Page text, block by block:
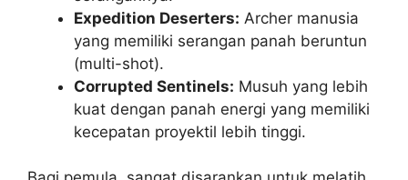
Expedition Deserters: Archer manusia
yang memiliki serangan panah beruntun
(multi-shot).
Corrupted Sentinels: Musuh yang lebih
kuat dengan panah energi yang memiliki
kecepatan proyektil lebih tinggi.